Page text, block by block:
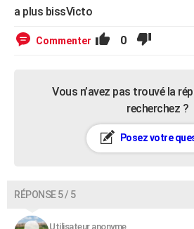
a plus bissVicto
Commenter 0
Vous n’avez pas trouvé la
recherchez ?
Posez votre
RÉPONSE 5 / 5
Utilisateur anonyme